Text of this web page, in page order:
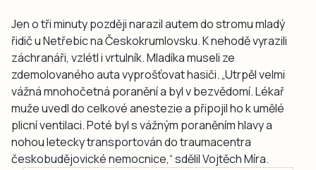
Jen o tři minuty později narazil autem do stromu mladý
řidič u Netřebic na Českokrumlovsku. K nehodě vyrazili
záchranáři, vzlétl i vrtulník. Mladíka museli ze
zdemolovaného auta vyprošťovat hasiči. „Utrpěl velmi
vážná mnohočetná poranění a byl v bezvědomí. Lékař
muže uvedl do celkové anestezie a připojil ho k umělé
plicní ventilaci. Poté byl s vážným poraněním hlavy a
nohou letecky transportován do traumacentra
českobudějovické nemocnice,“ sdělil Vojtěch Míra.